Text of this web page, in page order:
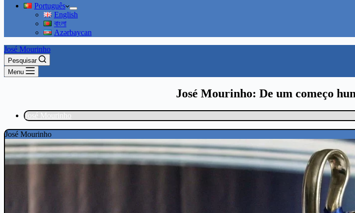
Português
English
বাংলা
Azərbaycan
José Mourinho
Pesquisar
Menu
José Mourinho: De um começo
José Mourinho
José Mourinho